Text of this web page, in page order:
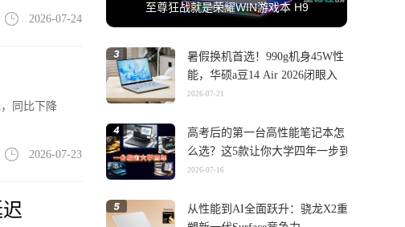
2026-07-24
同比下降
2026-07-23
至尊狂战就是荣耀WIN游戏本 H9
暑假换机首选！990g机身45W性
能，华硕a豆14 Air 2026闭眼入
2026-07-21
高考后的第一台高性能笔记本怎
么选？这5款让你大学四年一步到
位
2026-07-16
从性能到AI全面跃升：骁龙X2重